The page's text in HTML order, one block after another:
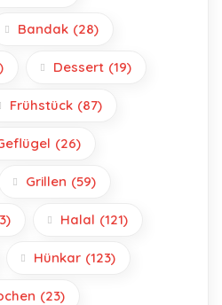
Bandak (28)
Dessert (19)
Frühstück (87)
(26)
Grillen (59)
Halal (121)
Hünkar (123)
(23)